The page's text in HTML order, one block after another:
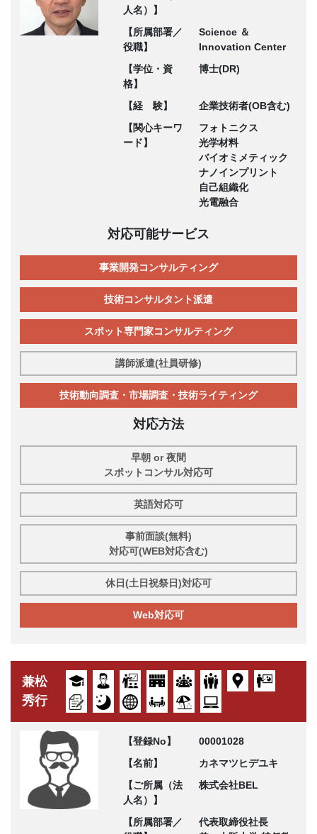
人名）】
【所属部署／
役職】
Science ＆
Innovation Center
【学位・資
格】
博士(DR)
【経 験】
企業技術者(OB含む)
【関心キーワ
ード】
フォトニクス
光学材料
バイオミメティック
ナノインプリント
自己組織化
光電融合
対応可能サービス
事業開発コンサルティング
技術コンサルタント派遣
スポット専門家コンサルティング
講師派遣(社員研修)
技術動向調査・市場調査・技術ライティング
対応方法
早朝 or 夜間
スポットコンサル対応可
英語対応可
事前面談(無料)
対応可(WEB対応含む)
休日(土日祝祭日)対応可
Web対応可
兼松
秀行
【登録No】
00001028
【名前】
カネマツヒデユキ
【ご所属（法
人名）】
株式会社BEL
【所属部署／
代表取締役社長